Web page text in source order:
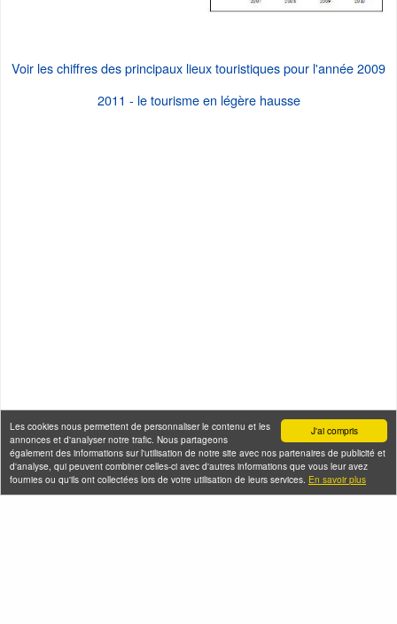
J'ai compris
Les cookies nous permettent de personnaliser le contenu et les
annonces et d'analyser notre trafic. Nous partageons
également des informations sur l'utilisation de notre site avec nos partenaires de publicité et
d'analyse, qui peuvent combiner celles-ci avec d'autres informations que vous leur avez
fournies ou qu'ils ont collectées lors de votre utilisation de leurs services. En savoir plus
Voir les chiffres des principaux lieux touristiques pour l'année 2009
2011 - le tourisme en légère hausse